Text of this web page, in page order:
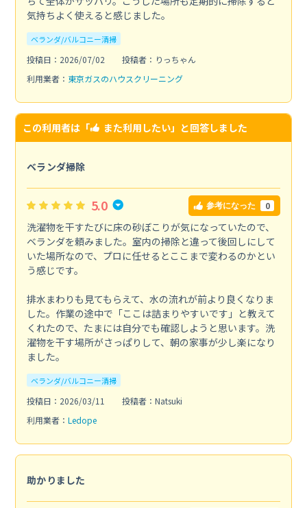
気持ちよく使えると感じました。
ベランダ/バルコニー清掃
投稿日：2026/07/02
投稿者：りっちゃん
利用業者： 東京ガスのハウスクリーニング
この利用者は「 また利用したい」と回答しました
ベランダ掃除
5.0 参考になった 0
洗濯物を干すたびに床の砂ぼこりが気になっていたので、
ベランダを頼みました。室内の掃除と違って後回しにして
いた場所なので、プロに任せるとここまで変わるのかとい
う感じです。
排水まわりも見てもらえて、水の流れが前より良くなりま
した。作業の途中で「ここは詰まりやすいです」と教えて
くれたので、たまには自分でも確認しようと思います。洗
濯物を干す場所がさっぱりして、朝の家事が少し楽になり
ました。
ベランダ/バルコニー清掃
投稿日：2026/03/11
投稿者：Natsuki
利用業者： Ledope
助かりました